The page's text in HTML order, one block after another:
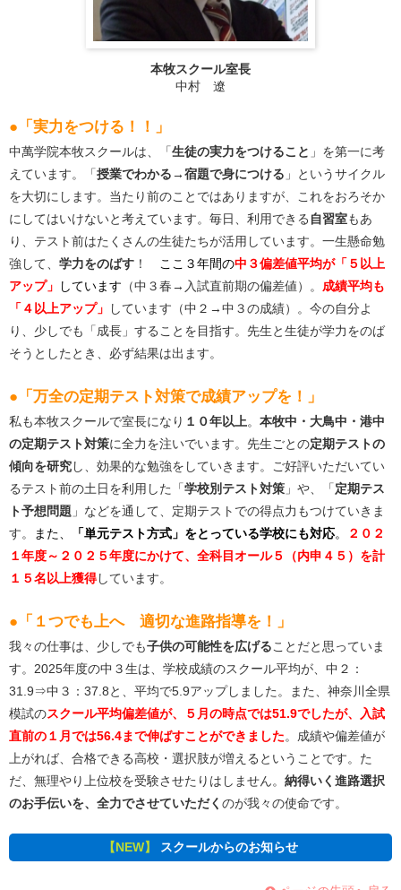
本牧スクール室長
中村 遼
●「実力をつける！！」
中萬学院本牧スクールは、「生徒の実力をつけること 」を第一に考
えています。「授業でわかる→宿題で身につける 」というサイクル
を大切にします。当たり前のことではありますが、これをおろそか
にしてはいけないと考えています。毎日、利用できる 自習室もあ
り、テスト前はたくさんの生徒たちが活用しています。 一生懸命勉
強して、 学力をのばす ！ ここ３年間の中３偏差値平均が「５以上
アップ」
しています （中３春→入試直前期の偏差値）。 成績平均も
「４以上アップ」
しています（中２→中３の成績）
。今の自分よ
り、少しでも「成長」することを目指す。先生と生徒が学力をのば
そうとしたとき、必ず結果は出ます。
●「万全の定期テスト対策で成績アップを！」
私も本牧スクールで室長になり １０年以上。 本牧中・大鳥中・港中
の定期テスト対策に全力を注いでいます。先生ごとの定期テストの
傾向を研究し、効果的な勉強をしていきます。ご好評いただいてい
るテスト前の土日を利用した「学校別テスト対策 」や、「定期テス
ト予想問題 」などを通して、定期テストでの得点力もつけていきま
す。
また、 「単元テスト方式」をとっている学校にも対応。
２０２
１年度～２０２５年度にかけて、全科目オール５（内申４５）を計
１５名以上獲得しています。
●「１つでも上へ 適切な進路指導を！」
我々の仕事は、少しでも子供の可能性を広げることだと思っていま
す。2025年度の中３生は、学校成績のスクール平均が、中２：
31.9⇒中３：37.8と、平均で5.9アップしました。また、神奈川全県
模試のスクール平均偏差値が、５月の時点では51.9でしたが、入試
直前の１月では56.4まで伸ばすことができました。成績や偏差値が
上がれば、合格できる高校・選択肢が増えるということです。た
だ、無理やり上位校を受験させたりはしません。 納得いく進路選択
のお手伝いを、全力でさせていただく のが我々の使命です。
【NEW】 スクールからのお知らせ